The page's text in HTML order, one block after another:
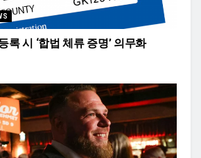
록 시 ‘합법 체류 증명’ 의무화